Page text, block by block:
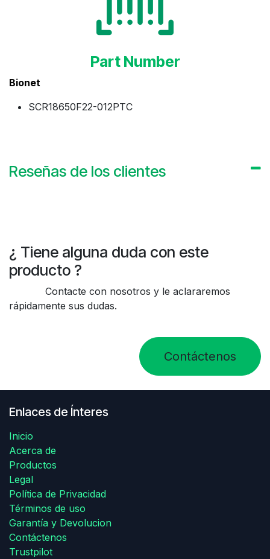
Part Number
Bionet
SCR18650F22-012PTC
Reseñas de los clientes
¿ Tiene alguna duda con este
producto ?
Contacte con nosotros y le aclararemos
rápidamente sus dudas.
Contáctenos
Enlaces de Ínteres
Inicio
Acerca de
Productos
Legal
Política de Privacidad
Términos de uso
Garantía y Devolucion
Contáctenos
Trustpilot